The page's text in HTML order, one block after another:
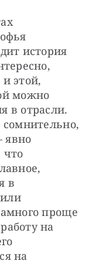
история
этой,
можно
в отрасли.
сомнительно,
явно
что
в
проще
на
на